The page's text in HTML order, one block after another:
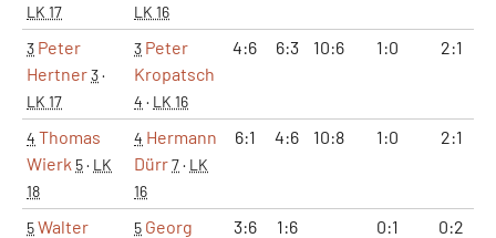
LK 17
LK 16
3 Peter
Hertner3·
LK 17
3 Peter
Kropatsch
4 · LK 16
4:6 6:3 10:6 1:0 2:1
4 Thomas
Wierk 5· LK
18
4 Hermann
Dürr7· LK
16
6:1 4:6 10:8 1:0 2:1
5Walter
5 Georg
3:6 1:6 0:1 0:2